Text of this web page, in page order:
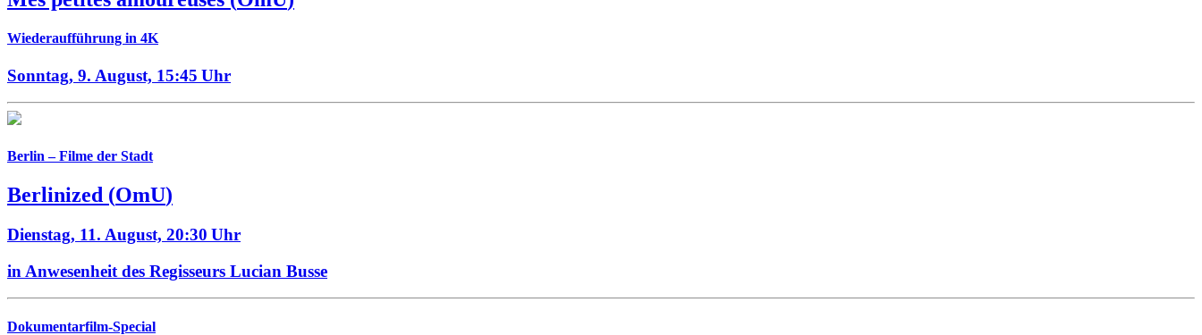
Wiederaufführung in 4K
Sonntag, 9. August, 15:45 Uhr
Berlin – Filme der Stadt
Berlinized (OmU)
Dienstag, 11. August, 20:30 Uhr
in Anwesenheit des Regisseurs Lucian Busse
Dokumentarfilm-Special